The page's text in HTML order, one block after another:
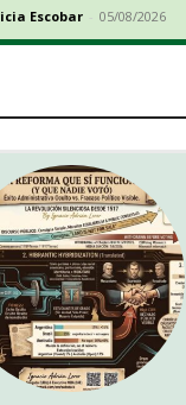
Escobar - 05/08/2026